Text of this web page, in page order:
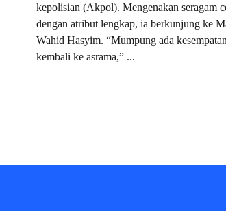
kepolisian (Akpol). Mengenakan seragam
dengan atribut lengkap, ia berkunjung ke
Wahid Hasyim. “Mumpung ada
kembali ke asrama,” ...